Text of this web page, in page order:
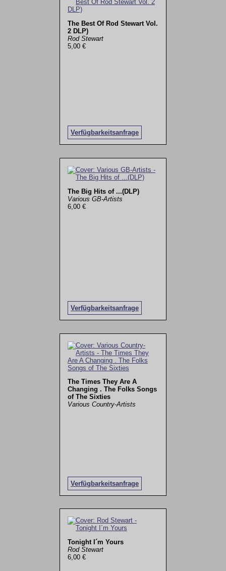
The Best Of Rod Stewart Vol.
2 DLP)
Rod Stewart
5,00 €
Verfügbarkeitsanfrage
The Big Hits of ...(DLP)
Various GB-Artists
6,00 €
Verfügbarkeitsanfrage
The Times They Are A
Changing . The Folks Songs
of The Sixties
Various Country-Artists
Verfügbarkeitsanfrage
Tonight I´m Yours
Rod Stewart
6,00 €